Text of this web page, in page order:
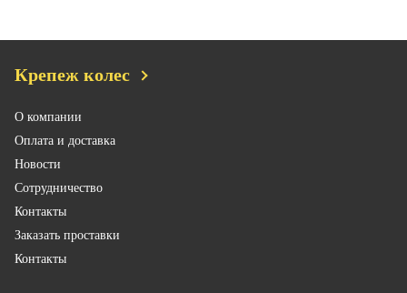
Крепеж колес
О компании
Оплата и доставка
Новости
Сотрудничество
Контакты
Заказать проставки
Контакты